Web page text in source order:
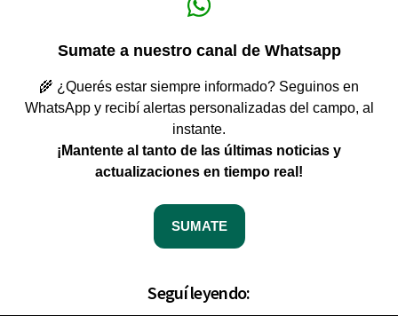
Sumate a nuestro canal de Whatsapp
🌾 ¿Querés estar siempre informado? Seguinos en
WhatsApp y recibí alertas personalizadas del campo, al
instante.
¡Mantente al tanto de las últimas noticias y
actualizaciones en tiempo real!
SUMATE
Seguí leyendo: